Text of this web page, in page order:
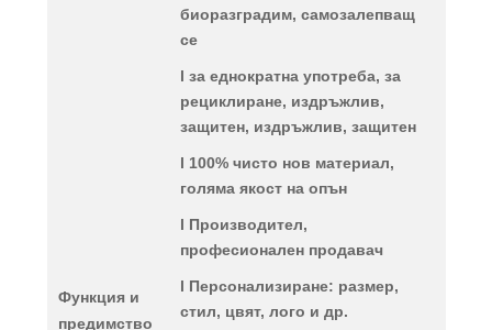
Функция и
предимство
биоразградим, самозалепващ
се
l за еднократна употреба, за
рециклиране, издръжлив,
защитен, издръжлив, защитен
l 100% чисто нов материал,
голяма якост на опън
l Производител,
професионален продавач
l Персонализиране: размер,
стил, цвят, лого и др.